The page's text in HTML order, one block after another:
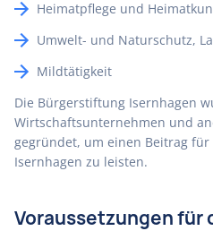
Heimatpflege und
Umwelt- und Naturschutz,
Mildtätigkeit
Die Bürgerstiftung Isernhagen
Wirtschaftsunternehmen und
gegründet, um einen Beitrag
Isernhagen zu leisten.
Voraussetzungen für